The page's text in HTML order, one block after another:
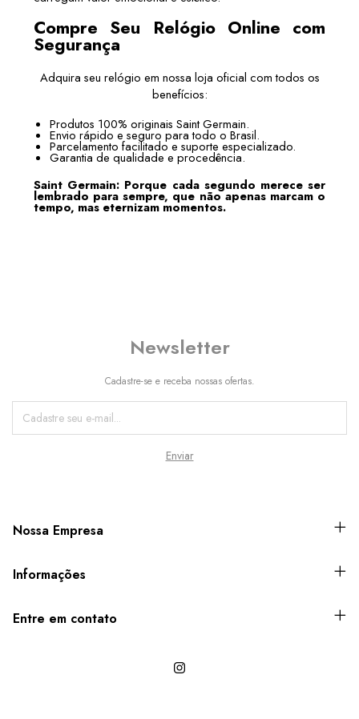
Compre Seu Relógio Online com
Segurança
Adquira seu relógio em nossa loja oficial com todos os
benefícios:
Produtos 100% originais Saint Germain.
Envio rápido e seguro para todo o Brasil.
Parcelamento facilitado e suporte especializado.
Garantia de qualidade e procedência.
Saint Germain: Porque cada segundo merece ser
lembrado para sempre, que não apenas marcam o
tempo, mas eternizam momentos.
Newsletter
Cadastre-se e receba nossas ofertas.
Nossa Empresa
Informações
Entre em contato